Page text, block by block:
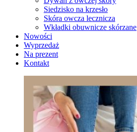
Siedzisko na krzesło
Skóra owcza lecznicza
Wkładki obuwnicze skórzane
Nowości
Wyprzedaż
Na prezent
Kontakt